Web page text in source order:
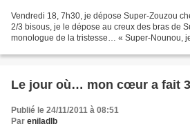
Vendredi 18, 7h30, je dépose Super-Zouzou
2/3 bisous, je le dépose au creux des bras de
monologue de la tristesse… « Super-Nounou,
Le jour où… mon cœur a fait
Publié le 24/11/2011 à 08:51
Par eniladlb